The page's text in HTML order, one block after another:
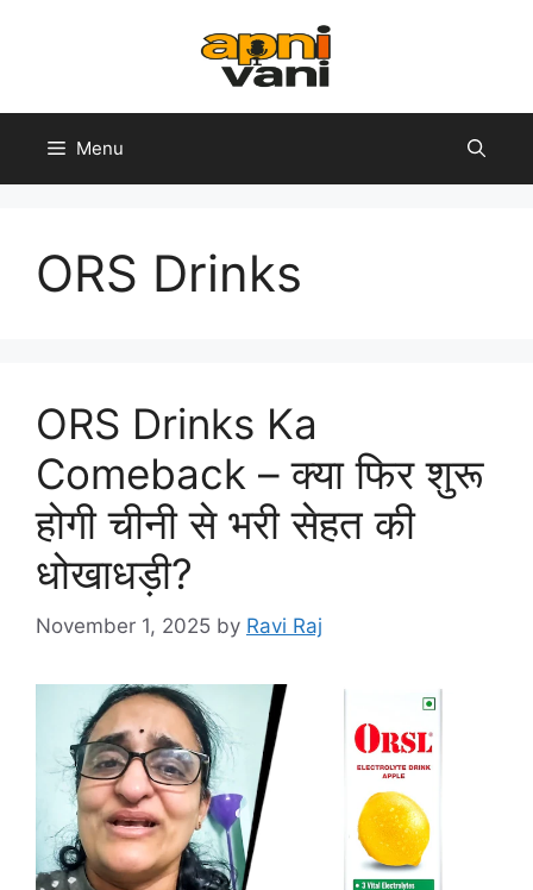
Menu
ORS Drinks
ORS Drinks Ka
Comeback – क्या फिर शुरू
होगी चीनी से भरी सेहत की
धोखाधड़ी?
November 1, 2025 by Ravi Raj